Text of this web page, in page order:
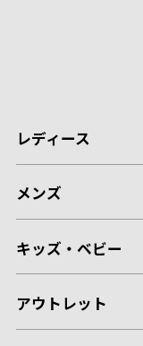
レディース
メンズ
キッズ・ベビー
アウトレット